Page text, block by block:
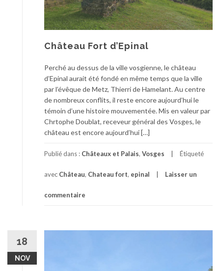
Château Fort d’Epinal
Perché au dessus de la ville vosgienne, le château
d’Epinal aurait été fondé en même temps que la ville
par l’évêque de Metz, Thierri de Hamelant. Au centre
de nombreux conflits, il reste encore aujourd’hui le
témoin d’une histoire mouvementée. Mis en valeur par
Chrtophe Doublat, receveur général des Vosges, le
château est encore aujourd’hui […]
Publié dans : Châteaux et Palais, Vosges Étiqueté
avec Château, Chateau fort, epinal Laisser un
commentaire
18
NOV